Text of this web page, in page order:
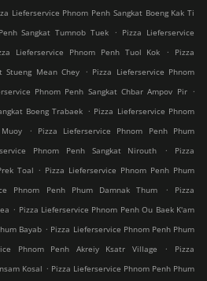
Lieferservice Phnom Penh Sangkat Boeng Kak Ti
Sangkat Tumnob Tuek . Pizza Lieferservice
Lieferservice Phnom Penh Tuol Kok .
Pizza
Stueng Mean Chey
. Pizza Lieferservice Phnom
Phnom Penh Sangkat Chbar Ampov Pir .
Boeng Trabaek . Pizza Lieferservice Phnom
.
Pizza Lieferservice Phnom Penh Phum
Phnom Penh Sangkat Nirouth .
Pizza
Toal . Pizza Lieferservice Phnom Penh Phum
Phnom Penh Phum Damnak Thum .
Pizza
. Pizza Lieferservice Phnom Penh Ou Baek K'am
Bayab . Pizza Lieferservice Phnom Penh Phum
Phnom Penh Akreiy Ksatr Village .
Pizza
Kosal . Pizza Lieferservice Phnom Penh Phum